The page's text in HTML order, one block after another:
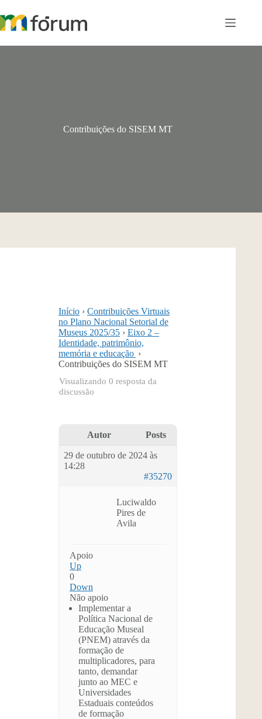
para
o
Contribuições do SISEM MT
Início › Contribuições Virtuais
no Plano Nacional Setorial de
Museus 2025/35 › Eixo 2 –
Identidade, patrimônio,
memória e educação ›
Contribuições do SISEM MT
Visualizando 0 resposta da
discussão
Autor Posts
29 de outubro de 2024 às
14:28
#35270
Luciwaldo
Pires de
Avila
Apoio
Up
0
Down
Não apoio
Implementar a
Política Nacional de
Educação Museal
(PNEM) através da
formação de
multiplicadores, para
tanto, demandar
junto ao MEC e
Universidades
Estaduais conteúdos
de formação